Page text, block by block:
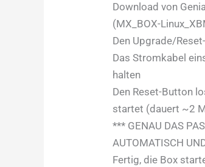
Download von
(MX_BOX-
Den Upgrade/
Das Stromkabel
halten
Den Reset-Button
startet (dauert ~2
*** GENAU DAS
AUTOMATISCH
Fertig, die Box